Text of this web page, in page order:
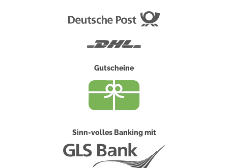
Gutscheine
Sinn-volles Banking mit